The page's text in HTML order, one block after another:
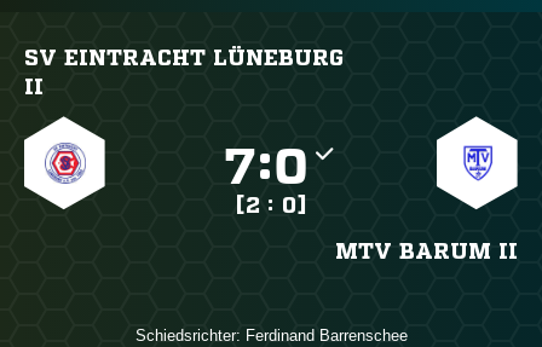
SV EINTRACHT LÜNEBURG
II
:
[2 : 0]
MTV BARUM II
Schiedsrichter:  